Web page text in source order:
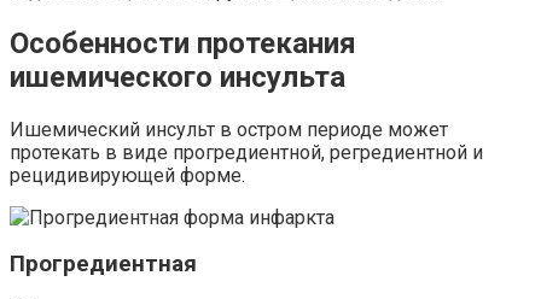
Особенности протекания
ишемического инсульта
Ишемический инсульт в остром периоде может
протекать в виде прогредиентной, регредиентной и
рецидивирующей форме.
Прогредиентная